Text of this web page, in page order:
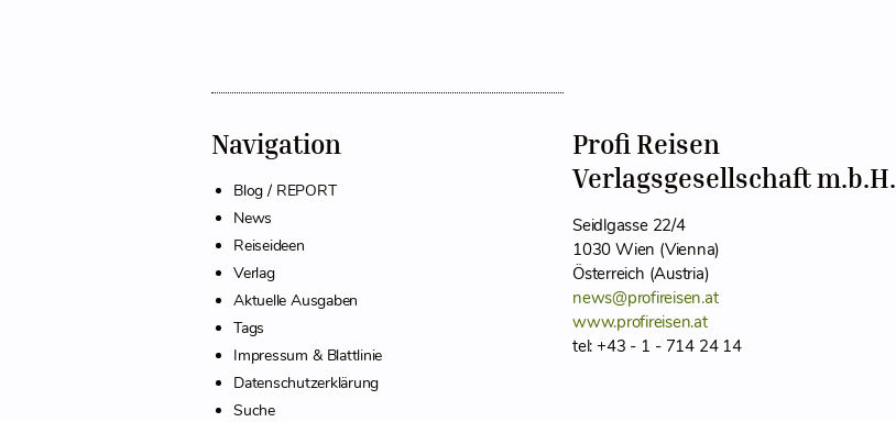
Navigation
Blog / REPORT
News
Reiseideen
Verlag
Aktuelle Ausgaben
Tags
Impressum & Blattlinie
Datenschutzerklärung
Suche
Profi Reisen
Verlagsgesellschaft m.b.H.
Seidlgasse 22/4
1030 Wien (Vienna)
Österreich (Austria)
news@profireisen.at
www.profireisen.at
tel: +43 - 1 - 714 24 14